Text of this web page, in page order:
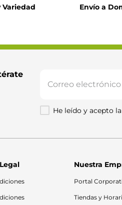
Variedad Envío a
He leído y acepto
Nuestra
Portal
Tiendas y